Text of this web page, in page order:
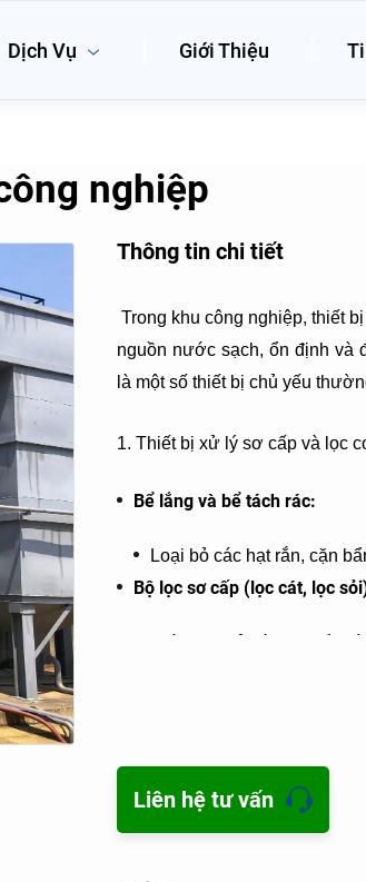
Dịch Vụ Giới Thiệu
nghiệp
Thông tin chi tiết
Trong khu công nghiệp, thiết
nguồn nước sạch, ổn định và
là một số thiết bị chủ yếu
1. Thiết bị xử lý sơ cấp và lọc
Bể lắng và bể tách rác:
Loại bỏ các hạt rắn, cặn
Bộ lọc sơ cấp (lọc cát, lọc
Sử dụng các hóa chất
chuẩn.
Liên hệ tư vấn